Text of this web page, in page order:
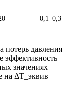
0,1–0,3
потерь давления
эффективность
значениях
на ΔT_эквив —